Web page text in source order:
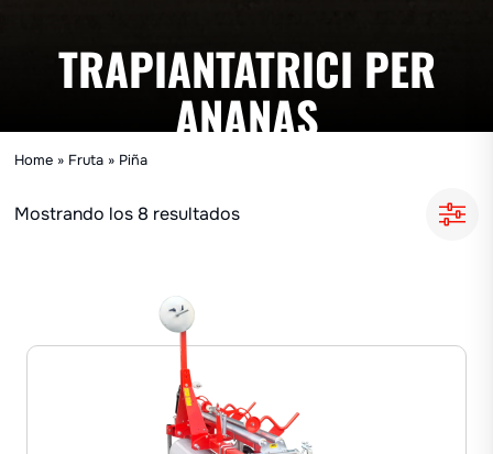
TRAPIANTATRICI PER
ANANAS
Home » Fruta » Piña
Mostrando los 8 resultados